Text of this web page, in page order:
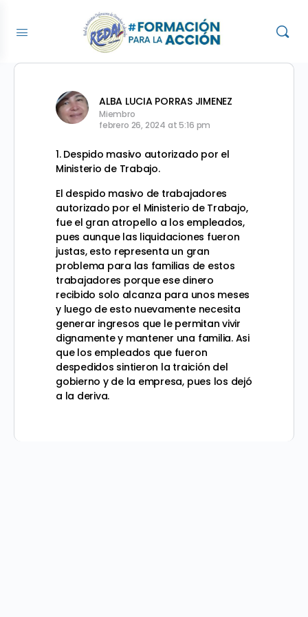
ALBA LUCIA PORRAS JIMENEZ
Miembro
febrero 26, 2024 at 5:16 pm
1. Despido masivo autorizado por el
Ministerio de Trabajo.
El despido masivo de trabajadores
autorizado por el Ministerio de Trabajo,
fue el gran atropello a los empleados,
pues aunque las liquidaciones fueron
justas, esto representa un gran
problema para las familias de estos
trabajadores porque ese dinero
recibido solo alcanza para unos meses
y luego de esto nuevamente necesita
generar ingresos que le permitan vivir
dignamente y mantener una familia. Asi
que los empleados que fueron
despedidos sintieron la traición del
gobierno y de la empresa, pues los dejó
a la deriva.